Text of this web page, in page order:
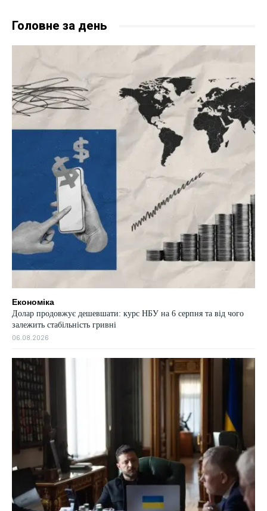
Головне за день
Економіка
Долар продовжує дешевшати: курс НБУ на 6 серпня та від чого
залежить стабільність гривні
06.08.2026